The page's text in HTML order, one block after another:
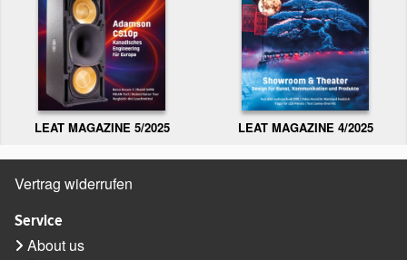
LEAT MAGAZINE 5/2025 LEAT MAGAZINE 4/2025
Vertrag widerrufen
Service
About us